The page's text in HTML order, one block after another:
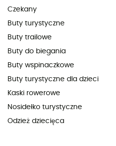
Czekany
Buty turystyczne
Buty trailowe
Buty do biegania
Buty wspinaczkowe
Buty turystyczne dla dzieci
Kaski rowerowe
Nosidełko turystyczne
Odzież dziecięca